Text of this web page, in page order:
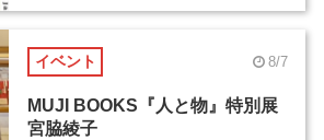
イベント 8/7
MUJI BOOKS『人と物』特別展
宮脇綾子